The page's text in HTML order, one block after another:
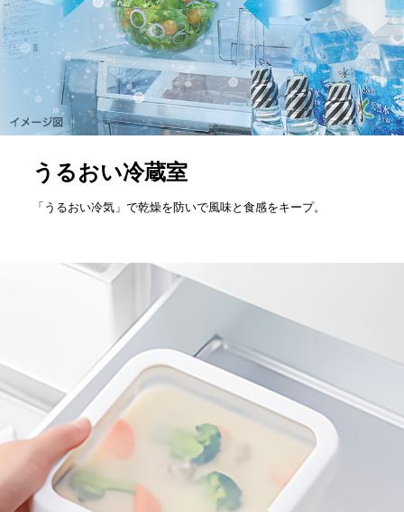
うるおい冷蔵室
「うるおい冷気」で乾燥を防いで風味と食感をキープ。